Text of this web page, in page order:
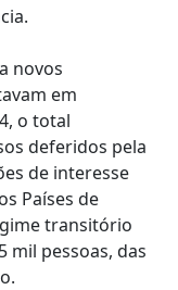
novos
em
o total
deferidos pela
de interesse
Países de
transitório
mil pessoas, das